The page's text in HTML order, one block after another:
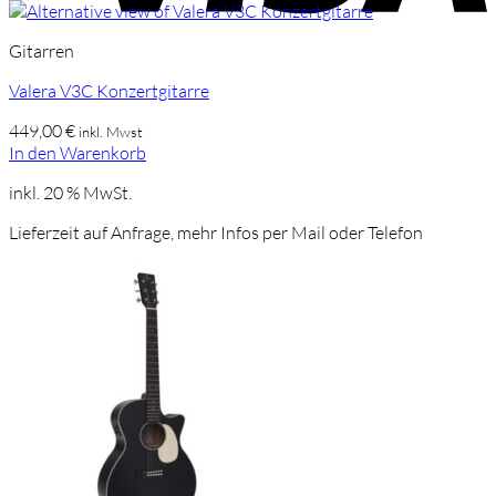
Gitarren
Valera V3C Konzertgitarre
449,00€ inkl. Mwst
In den Warenkorb
inkl. 20 % MwSt.
Lieferzeit auf Anfrage, mehr Infos per Mail oder Telefon